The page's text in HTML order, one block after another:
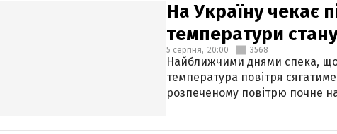
На Україну чекає
температури
5 серпня, 20:00 3568
Найближчими днями спека, що
температура повітря
розпеченому повітрю почне